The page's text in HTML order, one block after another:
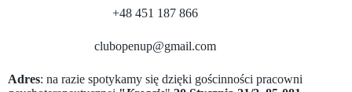
+48 451 187 866
clubopenup@gmail.com
Adres: na razie spotykamy się dzięki gościnności pracowni